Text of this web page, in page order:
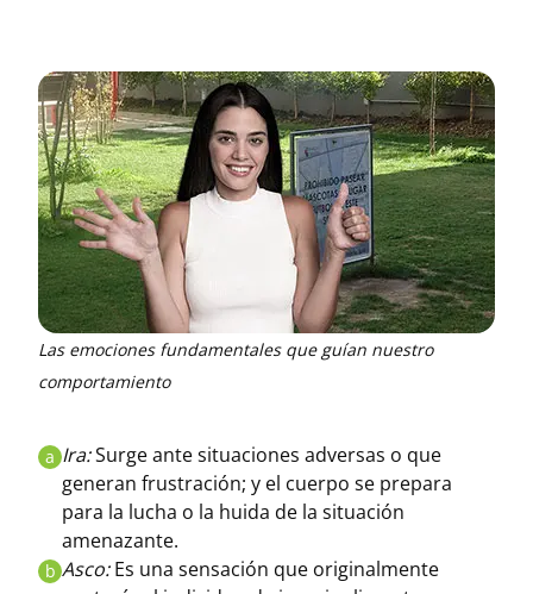
Las emociones fundamentales que guían nuestro
comportamiento
a Ira:Surge ante situaciones adversas o que
generan frustración; y el cuerpo se prepara
para la lucha o la huida de la situación
amenazante.
b Asco:Es una sensación que originalmente